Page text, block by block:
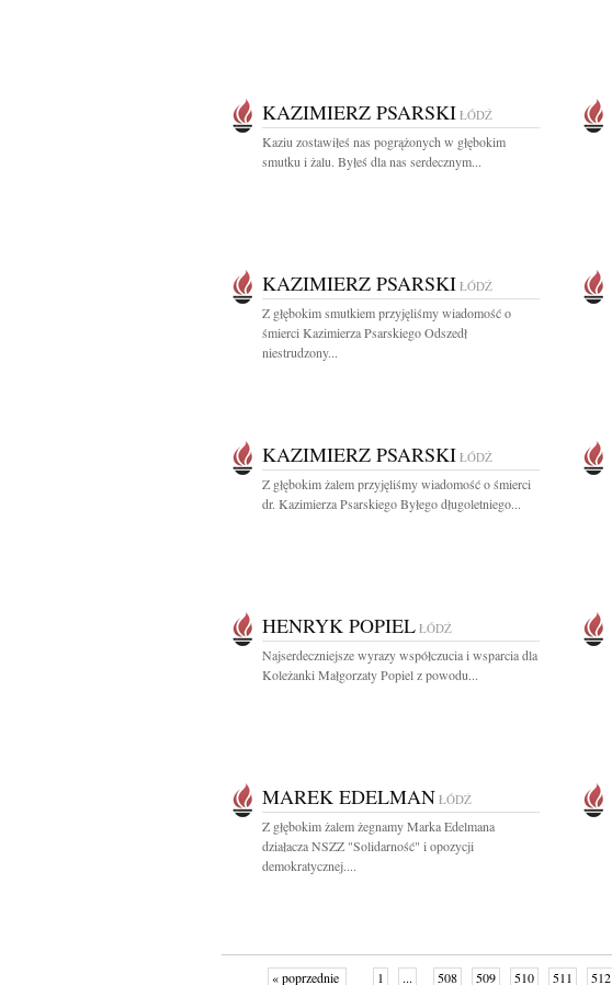
KAZIMIERZ PSARSKI ŁÓDŹ
Kaziu zostawiłeś nas pogrążonych w głębokim
smutku i żalu. Byłeś dla nas serdecznym...
KAZIMIERZ PSARSKI ŁÓDŹ
Z głębokim smutkiem przyjęliśmy wiadomość o
śmierci Kazimierza Psarskiego Odszedł
niestrudzony...
KAZIMIERZ PSARSKI ŁÓDŹ
Z głębokim żalem przyjęliśmy wiadomość o śmierci
dr. Kazimierza Psarskiego Byłego długoletniego...
HENRYK POPIEL ŁÓDŹ
Najserdeczniejsze wyrazy współczucia i wsparcia dla
Koleżanki Małgorzaty Popiel z powodu...
MAREK EDELMAN ŁÓDŹ
Z głębokim żalem żegnamy Marka Edelmana
działacza NSZZ "Solidarność" i opozycji
demokratycznej....
« poprzednie 1 ... 508 509 510 511 512